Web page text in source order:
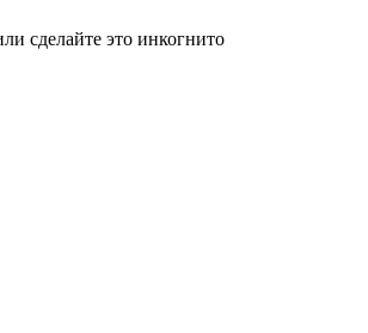
сделайте это инкогнито